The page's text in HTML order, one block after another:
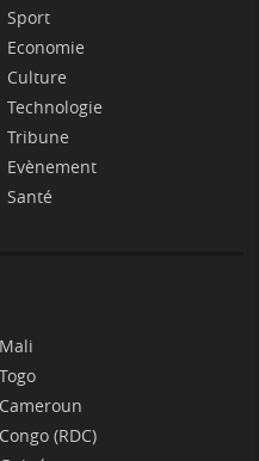
Sport
Economie
Culture
Technologie
Tribune
Evènement
Santé
Mali
Togo
Cameroun
Congo (RDC)